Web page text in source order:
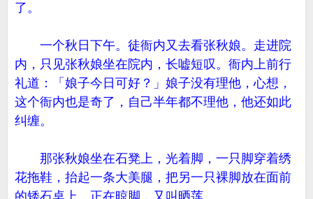
了。
一个秋日下午。徒衙内又去看张秋娘。走进院
内，只见张秋娘坐在院内，长嘘短叹。衙内上前行
礼道：「娘子今日可好？」娘子没有理他，心想，
这个衙内也是奇了，自己半年都不理他，他还如此
纠缠。
那张秋娘坐在石凳上，光着脚，一只脚穿着绣
花拖鞋，抬起一条大美腿，把另一只裸脚放在面前
的矮石桌上，正在晾脚，又叫晒莲。